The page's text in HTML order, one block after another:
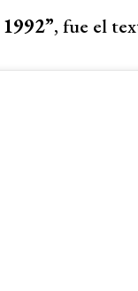
, fue el